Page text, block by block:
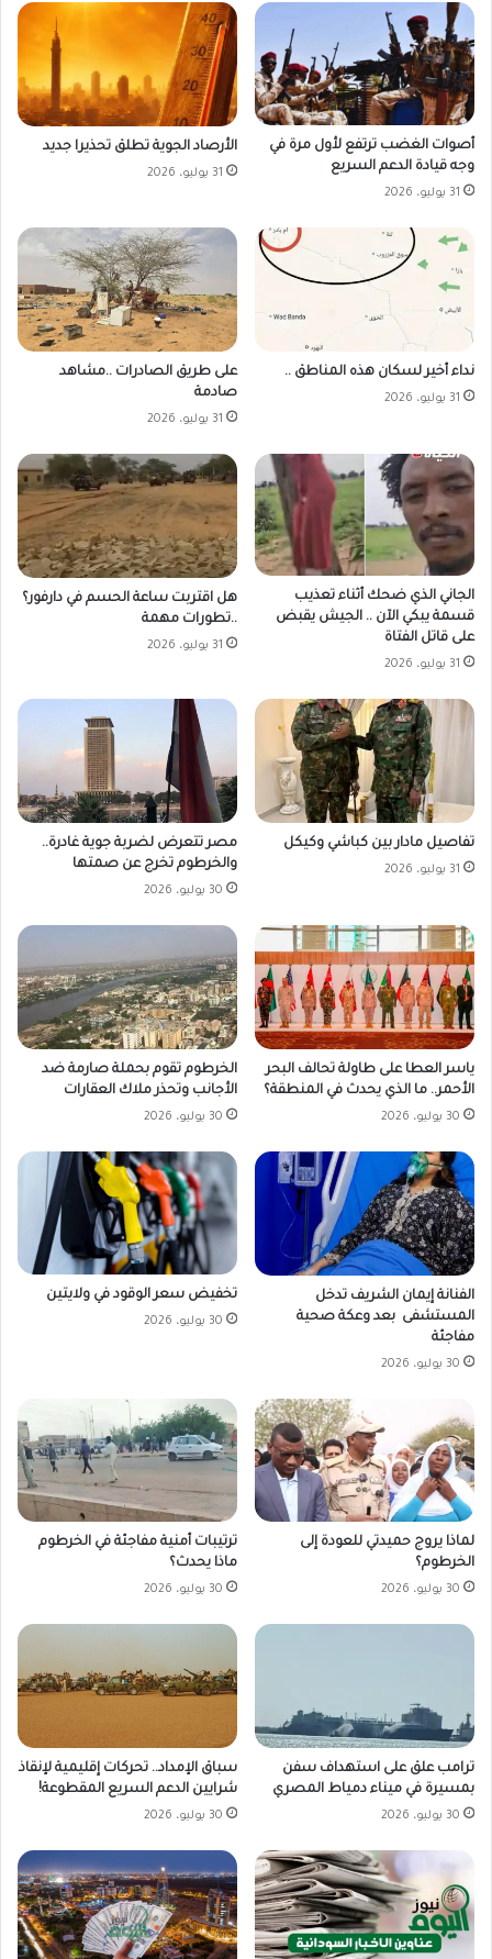
أصوات الغضب ترتفع لأول مرة في
وجه قيادة الدعم السريع
31 يوليو، 2026
الأرصاد الجوية تطلق تحذيرا جديد
31 يوليو، 2026
نداء أخير لسكان هذه المناطق ..
31 يوليو، 2026
على طريق الصادرات ..مشاهد
صادمة
31 يوليو، 2026
الجاني الذي ضحك أثناء تعذيب
قسمة يبكي الآن .. الجيش يقبض
على قاتل الفتاة
31 يوليو، 2026
هل اقتربت ساعة الحسم في دارفور؟
..تطورات مهمة
31 يوليو، 2026
تفاصيل مادار بين كباشي وكيكل
31 يوليو، 2026
مصر تتعرض لضربة جوية غادرة..
والخرطوم تخرج عن صمتها
30 يوليو، 2026
ياسر العطا على طاولة تحالف البحر
الأحمر.. ما الذي يحدث في المنطقة؟
30 يوليو، 2026
الخرطوم تقوم بحملة صارمة ضد
الأجانب وتحذر ملاك العقارات
30 يوليو، 2026
الفنانة إيمان الشريف تدخل
المستشفى بعد وعكة صحية
مفاجئة
30 يوليو، 2026
تخفيض سعر الوقود في ولايتين
30 يوليو، 2026
لماذا يروج حميدتي للعودة إلى
الخرطوم؟
30 يوليو، 2026
ترتيبات أمنية مفاجئة في الخرطوم
ماذا يحدث؟
30 يوليو، 2026
ترامب علق على استهداف سفن
بمسيرة في ميناء دمياط المصري
30 يوليو، 2026
سباق الإمداد.. تحركات إقليمية لإنقاذ
شرايين الدعم السريع المقطوعة!
30 يوليو، 2026